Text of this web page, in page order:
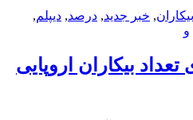
بیکاران, خبر جدید, درصد, دیپلم,
و